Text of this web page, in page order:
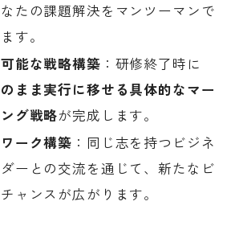
たの課題解決をマンツーマンで
す。
能な戦略構築 ：研修終了時に
まま実行に移せる具体的なマー
グ戦略が完成します。
ーク構築 ：同じ志を持つビジネ
ーとの交流を通じて、新たなビ
ャンスが広がります。